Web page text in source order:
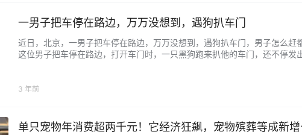
一男子把车停在路边，万万没想到，遇狗扒车门
近日，北京，一男子把车停在路边，万万没想到，遇狗扒车门，男子怎么
这位男子把车停在路边，打开车门时，一只黑狗跑来扒他的车门，还不停
3 年前
单只宠物年消费超两千元！它经济狂飙，宠物殡葬等成新